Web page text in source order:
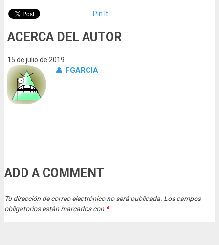
Pin It
ACERCA DEL AUTOR
15 de julio de 2019
FGARCIA
ADD A COMMENT
Tu dirección de correo electrónico no será publicada. Los campos
obligatorios están marcados con *